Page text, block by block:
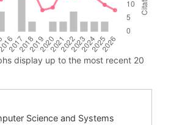
display up to the most recent 20
Science and Systems